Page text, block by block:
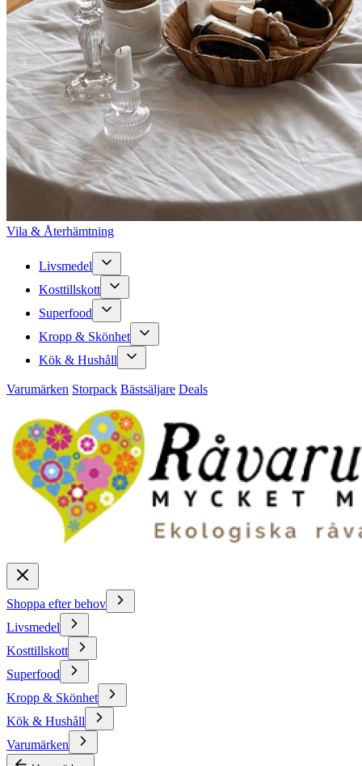
Vila & Återhämtning
Livsmedel
Kosttillskott
Superfood
Kropp & Skönhet
Kök & Hushåll
Varumärken Storpack Bästsäljare Deals
Shoppa efter behov
Livsmedel
Kosttillskott
Superfood
Kropp & Skönhet
Kök & Hushåll
Varumärken